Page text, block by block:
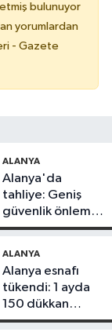
bulunuyor
yorumlardan
- Gazete
ALANYA
Alanya'da
tahliye: Geniş
güvenlik önlemi
alındı
ALANYA
Alanya esnafı
tükendi: 1 ayda
150 dükkan
kapandı